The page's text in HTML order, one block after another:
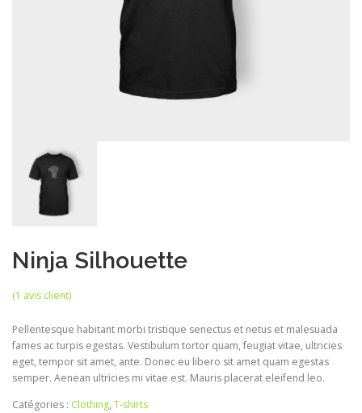
Ninja Silhouette
(1 avis client)
Pellentesque habitant morbi tristique senectus et netus et malesuada
fames ac turpis egestas. Vestibulum tortor quam, feugiat vitae, ultricies
eget, tempor sit amet, ante. Donec eu libero sit amet quam egestas
semper. Aenean ultricies mi vitae est. Mauris placerat eleifend leo.
Catégories : Clothing, T-shirts